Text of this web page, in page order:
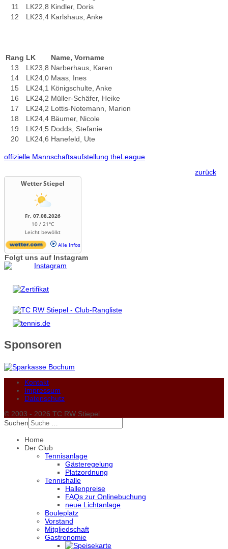
11
LK22,8 Kindler, Doris
12
LK23,4 Karlshaus, Anke
Rang LK
Name, Vorname
13
LK23,8 Narberhaus, Karen
14
LK24,0 Maas, Ines
15
LK24,1 Königschulte, Anke
16
LK24,2 Müller-Schäfer, Heike
17
LK24,2 Lottis-Notemann, Marion
18
LK24,4 Bäumer, Nicole
19
LK24,5 Dodds, Stefanie
20
LK24,6 Hanefeld, Ute
offizielle Mannschaftsaufstellung theLeague
zurück
Wetter Stiepel
Fr, 07.08.2026
10 / 21°C
Leicht bewölkt
Alle Infos
Folgt uns auf Instagram
Sponsoren
Kontakt
Impressum
Datenschutz
© 2003 - 2026 TC RW Stiepel
Suchen
Home
Der Club
Tennisanlage
Gästeregelung
Platzordnung
Tennishalle
Hallenpreise
FAQs zur Onlinebuchung
neue Lichtanlage
Bouleplatz
Vorstand
Mitgliedschaft
Gastronomie